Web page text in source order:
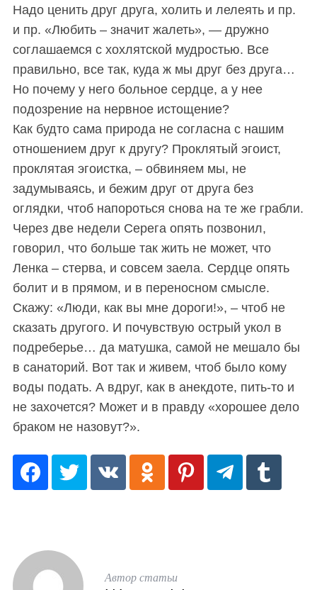
Надо ценить друг друга, холить и лелеять и пр.
и пр. «Любить – значит жалеть», — дружно
соглашаемся с хохлятской мудростью. Все
правильно, все так, куда ж мы друг без друга…
Но почему у него больное сердце, а у нее
подозрение на нервное истощение?
Как будто сама природа не согласна с нашим
отношением друг к другу? Проклятый эгоист,
проклятая эгоистка, – обвиняем мы, не
задумываясь, и бежим друг от друга без
оглядки, чтоб напороться снова на те же грабли.
Через две недели Серега опять позвонил,
говорил, что больше так жить не может, что
Ленка – стерва, и совсем заела. Сердце опять
болит и в прямом, и в переносном смысле.
Скажу: «Люди, как вы мне дороги!», – чтоб не
сказать другого. И почувствую острый укол в
подреберье… да матушка, самой не мешало бы
в санаторий. Вот так и живем, чтоб было кому
воды подать. А вдруг, как в анекдоте, пить-то и
не захочется? Может и в правду «хорошее дело
браком не назовут?».
Автор статьи
S
e
r
h
:
По авторам